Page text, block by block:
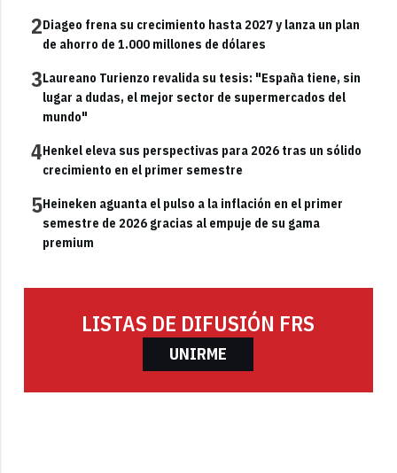
2Diageo frena su crecimiento hasta 2027 y lanza un plan
de ahorro de 1.000 millones de dólares
3Laureano Turienzo revalida su tesis: "España tiene, sin
lugar a dudas, el mejor sector de supermercados del
mundo"
4Henkel eleva sus perspectivas para 2026 tras un sólido
crecimiento en el primer semestre
5Heineken aguanta el pulso a la inflación en el primer
semestre de 2026 gracias al empuje de su gama
premium
LISTAS DE DIFUSIÓN FRS
UNIRME